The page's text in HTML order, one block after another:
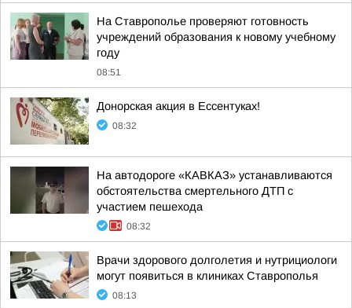
На Ставрополье проверяют готовность
учреждений образования к новому учебному
году
08:51
Донорская акция в Ессентуках!
08:32
На автодороге «КАВКАЗ» устанавливаются
обстоятельства смертельного ДТП с
участием пешехода
08:32
Врачи здорового долголетия и нутрициологи
могут появиться в клиниках Ставрополья
08:13